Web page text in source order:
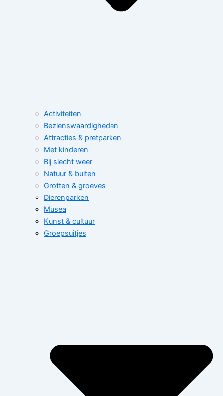
Activiteiten
Bezienswaardigheden
Attracties & pretparken
Met kinderen
Bij slecht weer
Natuur & buiten
Grotten & groeves
Dierenparken
Musea
Kunst & cultuur
Groepsuitjes